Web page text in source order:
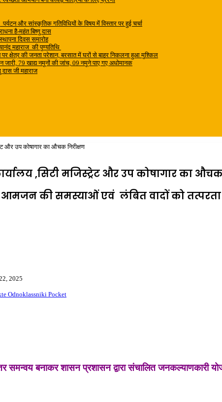
और सांस्कृतिक गतिविधियों के विषय में विस्तार पर हुई चर्चा
है-महंत बिष्णु दास
दिवस समारोह
महाराज की पुण्यतिथि
पर क्षेत्र की जनता परेशान, बरसात में घरों से बाहर निकलना हुआ मुश्किल
जारी, 79 खाद्य नमूनों की जांच, 09 नमूने पाए गए अधोमानक
जी महाराज
और उप कोषागार का औचक निरीक्षण
,सिटी मजिस्ट्रेट और उप कोषागार का औचक
की समस्याओं एवं लंबित वादों को तत्परता
2025
Odnoklassniki Pocket
समन्वय बनाकर शासन प्रशासन द्वारा संचालित जनकल्याणकारी